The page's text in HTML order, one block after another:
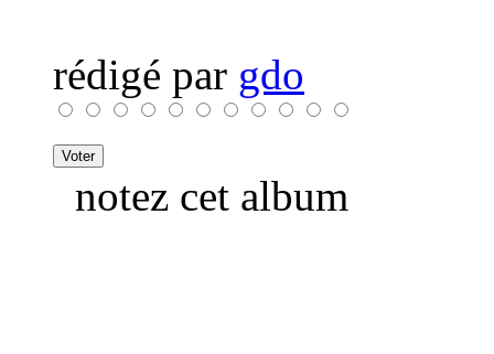
rédigé par gdo
notez cet album